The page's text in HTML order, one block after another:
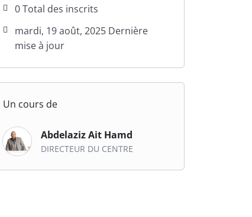
0 Total des inscrits
mardi, 19 août, 2025 Dernière
mise à jour
Un cours de
Abdelaziz Ait Hamd
DIRECTEUR DU CENTRE